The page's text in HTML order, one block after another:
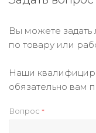
Вы можете
по товару или
Наши
обязательно вам
Вопрос *